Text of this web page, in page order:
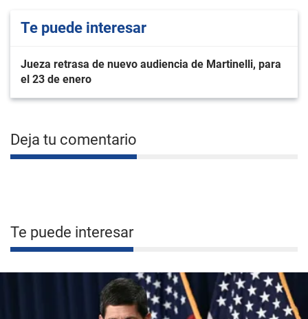
Te puede interesar
Jueza retrasa de nuevo audiencia de Martinelli, para
el 23 de enero
Deja tu comentario
Te puede interesar